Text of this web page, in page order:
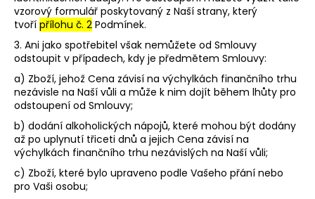
vzorový formulář poskytovaný z Naší strany, který
tvoří přílohu č. 2 Podmínek.
3. Ani jako spotřebitel však nemůžete od Smlouvy
odstoupit v případech, kdy je předmětem Smlouvy:
a) Zboží, jehož Cena závisí na výchylkách finančního trhu
nezávisle na Naší vůli a může k nim dojít během lhůty pro
odstoupení od Smlouvy;
b) dodání alkoholických nápojů, které mohou být dodány
až po uplynutí třiceti dnů a jejich Cena závisí na
výchylkách finančního trhu nezávislých na Naší vůli;
c) Zboží, které bylo upraveno podle Vašeho přání nebo
pro Vaši osobu;